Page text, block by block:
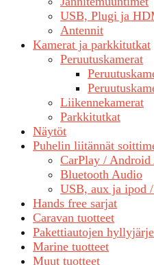
USB, Plugi ja
Antennit
Kamerat ja parkkitutkat
Peruutuskamerat
Liikennekamerat
Parkkitutkat
Näytöt
Puhelin liitännät
CarPlay / Android
Bluetooth Audio
USB, aux ja ipod
Hands free sarjat
Caravan tuotteet
Pakettiautojen
Marine tuotteet
Muut tuotteet